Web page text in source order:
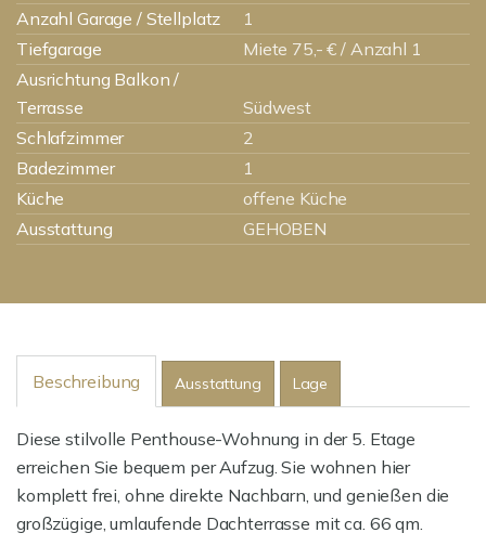
Anzahl Garage / Stellplatz
1
Tiefgarage
Miete 75,- € / Anzahl 1
Ausrichtung Balkon /
Terrasse
Südwest
Schlafzimmer
2
Badezimmer
1
Küche
offene Küche
Ausstattung
GEHOBEN
Beschreibung Ausstattung Lage
Diese stilvolle Penthouse-Wohnung in der 5. Etage
erreichen Sie bequem per Aufzug. Sie wohnen hier
komplett frei, ohne direkte Nachbarn, und genießen die
großzügige, umlaufende Dachterrasse mit ca. 66 qm.